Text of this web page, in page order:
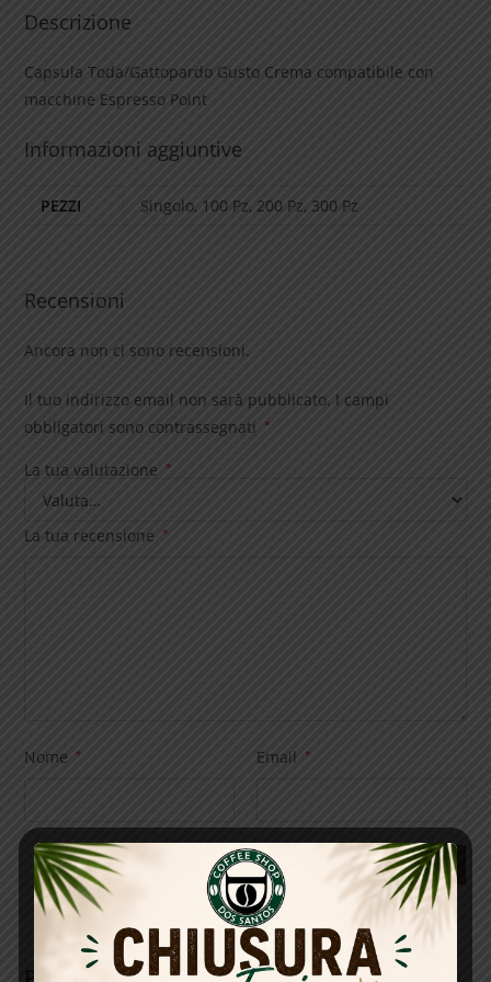
Descrizione
Capsula Toda/Gattopardo Gusto Crema compatibile con
macchine Espresso Point
Informazioni aggiuntive
PEZZI Singolo, 100 Pz, 200 Pz, 300 Pz
Recensioni
Ancora non ci sono recensioni.
Il tuo indirizzo email non sarà pubblicato. I campi
obbligatori sono contrassegnati
*
La tua valutazione *
La tua recensione *
Nome * Email *